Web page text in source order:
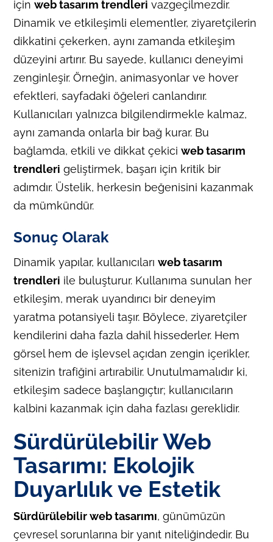
içinweb tasarım trendleri vazgeçilmezdir.
Dinamik ve etkileşimli elementler, ziyaretçilerin
dikkatini çekerken, aynı zamanda etkileşim
düzeyini artırır. Bu sayede, kullanıcı deneyimi
zenginleşir. Örneğin, animasyonlar ve hover
efektleri, sayfadaki öğeleri canlandırır.
Kullanıcıları yalnızca bilgilendirmekle kalmaz,
aynı zamanda onlarla bir bağ kurar. Bu
bağlamda, etkili ve dikkat çekiciweb tasarım
trendleri geliştirmek, başarı için kritik bir
adımdır. Üstelik, herkesin beğenisini kazanmak
da mümkündür.
Sonuç Olarak
Dinamik yapılar, kullanıcılarıweb tasarım
trendleri ile buluşturur. Kullanıma sunulan her
etkileşim, merak uyandırıcı bir deneyim
yaratma potansiyeli taşır. Böylece, ziyaretçiler
kendilerini daha fazla dahil hissederler. Hem
görsel hem de işlevsel açıdan zengin içerikler,
sitenizin trafiğini artırabilir. Unutulmamalıdır ki,
etkileşim sadece başlangıçtır; kullanıcıların
kalbini kazanmak için daha fazlası gereklidir.
Sürdürülebilir Web
Tasarımı: Ekolojik
Duyarlılık ve Estetik
Sürdürülebilir web tasarımı, günümüzün
çevresel sorunlarına bir yanıt niteliğindedir. Bu